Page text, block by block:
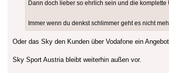
Dann doch lieber so ehrlich sein und die
Immer wenn du denkst schlimmer geht es nicht
Oder das Sky den Kunden über Vodafone ein
Sky Sport Austria bleibt weiterhin außen vor.